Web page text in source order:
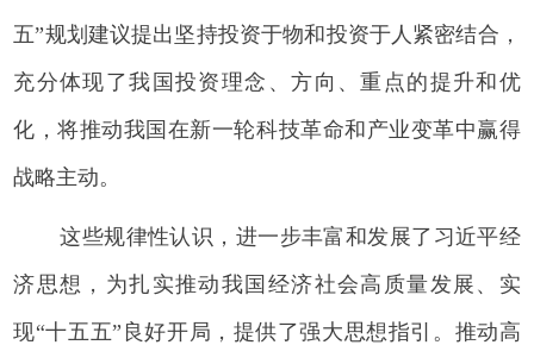
五”规划建议提出坚持投资于物和投资于人紧密结合，
充分体现了我国投资理念、方向、重点的提升和优
化，将推动我国在新一轮科技革命和产业变革中赢得
战略主动。
这些规律性认识，进一步丰富和发展了习近平经
济思想，为扎实推动我国经济社会高质量发展、实
现“十五五”良好开局，提供了强大思想指引。推动高